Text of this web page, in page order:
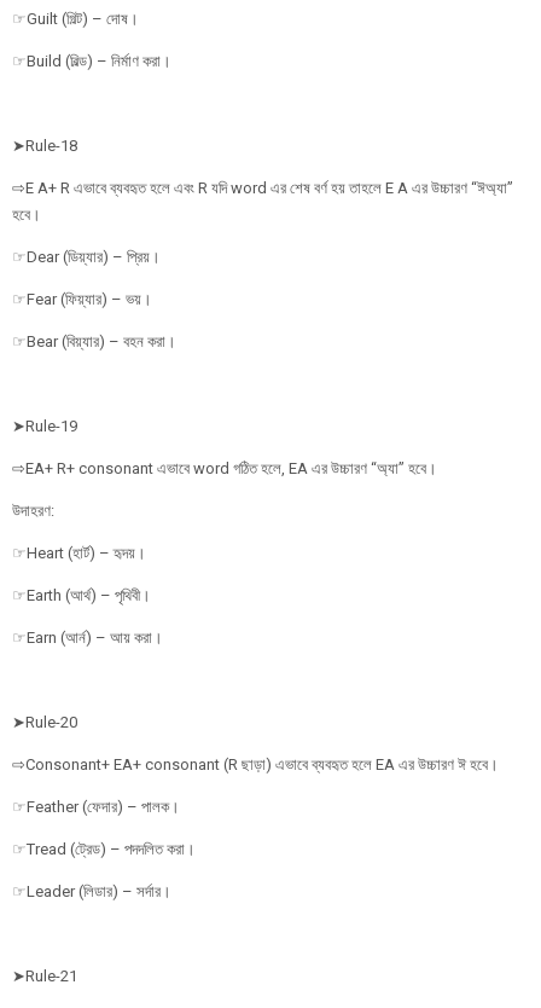
☞Guilt (গিল্ট) – দোষ।
☞Build (বিল্ড) – নির্মাণ করা।
➤Rule-18
⇨E A+ R এভাবে ব্যবহৃত হলে এবং R যদি word এর শেষ বর্ণ হয় তাহলে E A এর উচ্চারণ “ঈঅ্যা”
হবে।
☞Dear (ডিয়্যার) – প্রিয়।
☞Fear (ফিয়্যার) – ভয়।
☞Bear (বিয়্যার) – বহন করা।
➤Rule-19
⇨EA+ R+ consonant এভাবে word গঠিত হলে, EA এর উচ্চারণ “অ্যা” হবে।
উদাহরণ:
☞Heart (হার্ট) – হৃদয়।
☞Earth (আর্থ) – পৃথিবী।
☞Earn (আর্ন) – আয় করা।
➤Rule-20
⇨Consonant+ EA+ consonant (R ছাড়া) এভাবে ব্যবহৃত হলে EA এর উচ্চারণ ঈ হবে।
☞Feather (ফেদার) – পালক।
☞Tread (ট্রেড) – পদদলিত করা।
☞Leader (লিডার) – সর্দার।
➤Rule-21